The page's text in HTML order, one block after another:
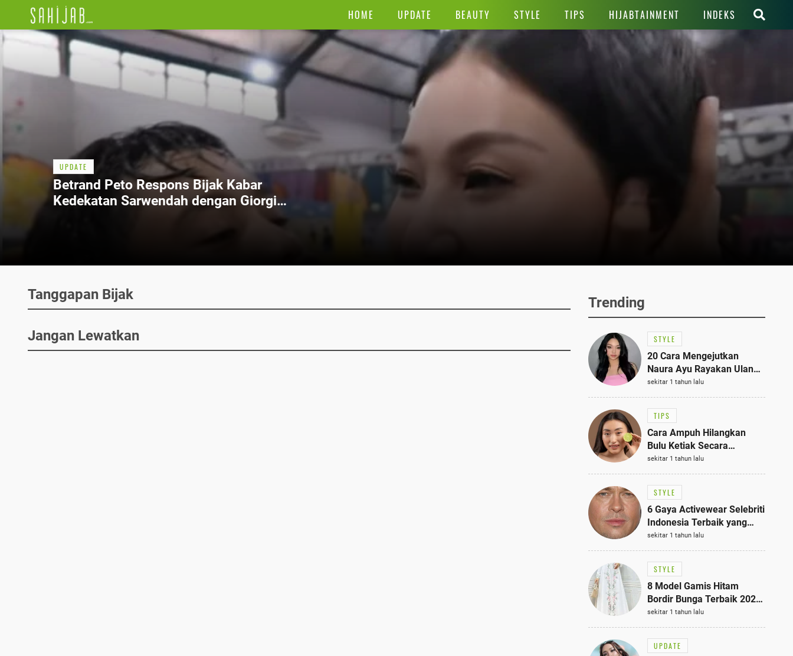
HOME UPDATE BEAUTY STYLE TIPS HIJABTAINMENT INDEKS
UPDATE
Betrand Peto Respons Bijak Kabar
Kedekatan Sarwendah dengan Giorgio
Tanggapan Bijak
Jangan Lewatkan
Trending
STYLE
20 Cara Mengejutkan
Naura Ayu Rayakan Ulang
Tahun di Panti Asuhan,
Terlihat Anggun dengan
Kaftan Cokelat
sekitar 1 tahun lalu
TIPS
Cara Ampuh Hilangkan
Bulu Ketiak Secara
Permanen dalam 5
Langkah Sederhana
sekitar 1 tahun lalu
STYLE
6 Gaya Activewear Selebriti
Indonesia Terbaik yang
Bisa Jadi Inspirasi
Fashionmu
sekitar 1 tahun lalu
STYLE
8 Model Gamis Hitam
Bordir Bunga Terbaik 2025,
Stylish untuk Hangout
hingga Acara Semi-Formal
sekitar 1 tahun lalu
UPDATE